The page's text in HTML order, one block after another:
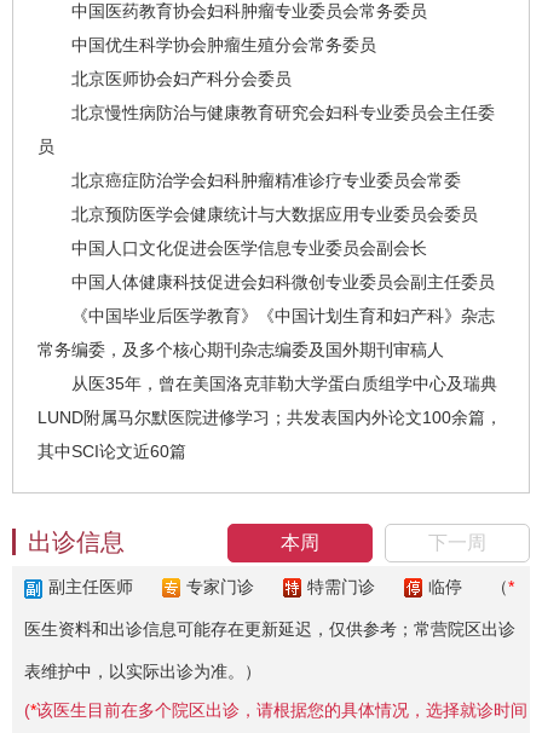
中国医药教育协会妇科肿瘤专业委员会常务委员
中国优⽣科学协会肿瘤⽣殖分会常务委员
北京医师协会妇产科分会委员
北京慢性病防治与健康教育研究会妇科专业委员会主任委
员
北京癌症防治学会妇科肿瘤精准诊疗专业委员会常委
北京预防医学会健康统计与⼤数据应⽤专业委员会委员
中国⼈⼝⽂化促进会医学信息专业委员会副会⻓
中国人体健康科技促进会妇科微创专业委员会副主任委员
《中国毕业后医学教育》《中国计划⽣育和妇产科》杂志
常务编委，及多个核⼼期刊杂志编委及国外期刊审稿⼈
从医35年，曾在美国洛克菲勒大学蛋白质组学中心及瑞典
LUND附属马尔默医院进修学习；共发表国内外论文100余篇，
其中SCI论文近60篇
本周 下一周
出诊信息
副主任医师 专家门诊 特需门诊 临停 （*
医生资料和出诊信息可能存在更新延迟，仅供参考；常营院区出诊
表维护中，以实际出诊为准。）
(*该医生目前在多个院区出诊，请根据您的具体情况，选择就诊时间